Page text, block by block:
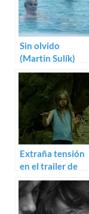
Sin olvido
(Martin Sulík)
Extraña tensión
en el trailer de
Tower. A Bright
Day